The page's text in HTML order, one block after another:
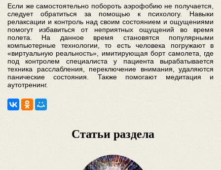
Если же самостоятельно побороть аэрофобию не получается,
следует обратиться за помощью к психологу. Навыки
релаксации и контроль над своим состоянием и ощущениями
помогут избавиться от неприятных ощущений во время
полета. На данное время становятся популярными
компьютерные технологии, то есть человека погружают в
«виртуальную реальность», имитирующая борт самолета, где
под контролем специалиста у пациента вырабатывается
техника расслабления, переключение внимания, удаляются
панические состояния. Также помогают медитация и
аутотренинг.
Статьи раздела